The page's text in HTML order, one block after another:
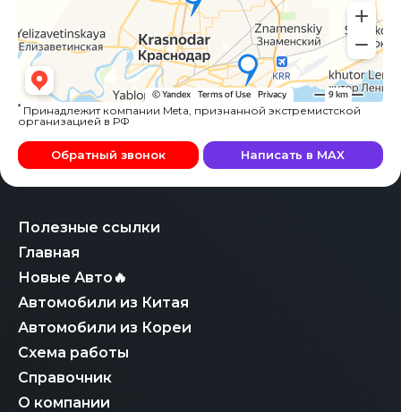
Полезные ссылки
Главная
Новые Авто🔥
Автомобили из Китая
Автомобили из Кореи
Схема работы
Справочник
О компании
* Принадлежит компании Meta, признанной экстремистской
организацией в РФ
Обратный звонок Написать в MAX